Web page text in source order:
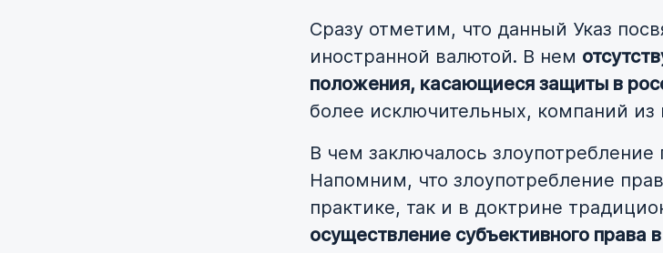
Сразу отметим, что данный Указ
иностранной валютой. В нем
положения, касающиеся защиты в
более исключительных, компаний
В чем заключалось
Напомним, что злоупотребление
практике, так и в доктрине
осуществление субъективного права